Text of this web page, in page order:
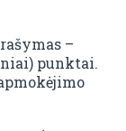
–
punktai.